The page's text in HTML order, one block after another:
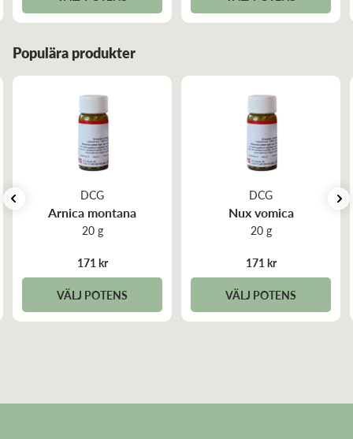
Populära produkter
DCG
Arnica montana
20 g
171 kr
VÄLJ POTENS
DCG
Nux vomica
20 g
171 kr
VÄLJ POTENS